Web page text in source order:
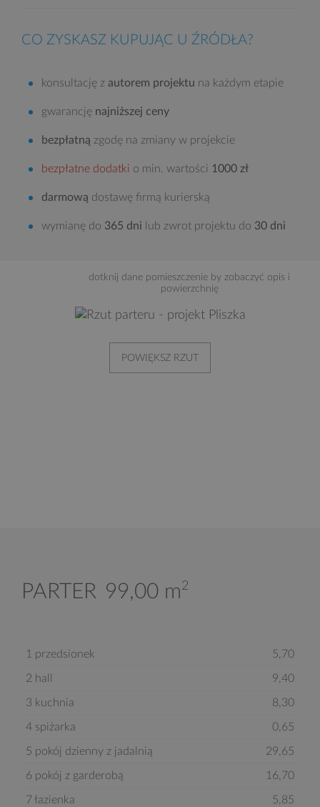
CO ZYSKASZ KUPUJĄC U ŹRÓDŁA?
konsultację z autorem projektu na każdym etapie
gwarancję najniższej ceny
bezpłatną zgodę na zmiany w projekcie
bezpłatne dodatki o min. wartości 1000 zł
darmową dostawę firmą kurierską
wymianę do 365 dni lub zwrot projektu do 30 dni
dotknij dane pomieszczenie by zobaczyć opis i
powierzchnię
POWIĘKSZ RZUT
PARTER 99,00 m2
1 przedsionek 5,70
2 hall 9,40
3 kuchnia 8,30
4 spiżarka 0,65
5 pokój dzienny z jadalnią 29,65
6 pokój z garderobą 16,70
7 łazienka 5,85